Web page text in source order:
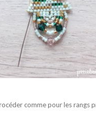
comme pour les rangs